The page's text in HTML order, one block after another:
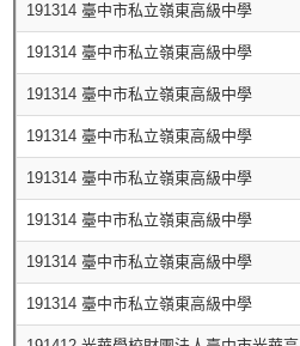
191314 臺中市私立嶺東高級中學
191314 臺中市私立嶺東高級中學
191314 臺中市私立嶺東高級中學
191314 臺中市私立嶺東高級中學
191314 臺中市私立嶺東高級中學
191314 臺中市私立嶺東高級中學
191314 臺中市私立嶺東高級中學
191314 臺中市私立嶺東高級中學